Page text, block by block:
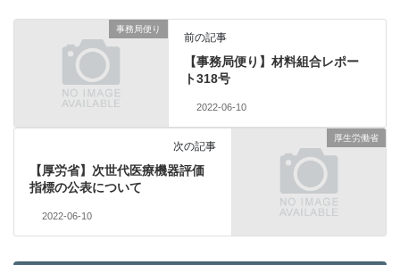
事務局便り
前の記事
【事務局便り】材料組合レポー
ト318号
2022-06-10
厚生労働省
次の記事
【厚労省】次世代医療機器評価
指標の公表について
2022-06-10